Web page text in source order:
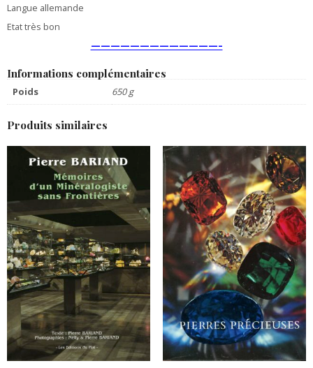
Langue allemande
Etat très bon
—————————————–
Informations complémentaires
Poids 650 g
Produits similaires